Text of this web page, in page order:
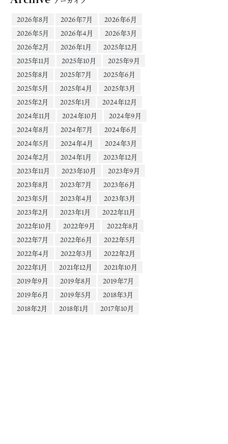
2026年8月
2026年7月
2026年6月
2026年5月
2026年4月
2026年3月
2026年2月
2026年1月
2025年12月
2025年11月
2025年10月
2025年9月
2025年8月
2025年7月
2025年6月
2025年5月
2025年4月
2025年3月
2025年2月
2025年1月
2024年12月
2024年11月
2024年10月
2024年9月
2024年8月
2024年7月
2024年6月
2024年5月
2024年4月
2024年3月
2024年2月
2024年1月
2023年12月
2023年11月
2023年10月
2023年9月
2023年8月
2023年7月
2023年6月
2023年5月
2023年4月
2023年3月
2023年2月
2023年1月
2022年11月
2022年10月
2022年9月
2022年8月
2022年7月
2022年6月
2022年5月
2022年4月
2022年3月
2022年2月
2022年1月
2021年12月
2021年10月
2019年9月
2019年8月
2019年7月
2019年6月
2019年5月
2018年3月
2018年2月
2018年1月 2017年10月